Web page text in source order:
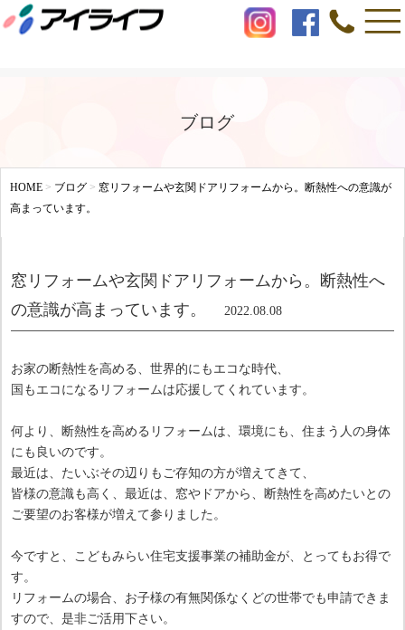
ブログ
HOME > ブログ > 窓リフォームや玄関ドアリフォームから。断熱性への意識が
高まっています。
窓リフォームや玄関ドアリフォームから。断熱性へ
の意識が高まっています。
2022.08.08
お家の断熱性を高める、世界的にもエコな時代、
国もエコになるリフォームは応援してくれています。
何より、断熱性を高めるリフォームは、環境にも、住まう人の身体
にも良いのです。
最近は、たいぶその辺りもご存知の方が増えてきて、
皆様の意識も高く、最近は、窓やドアから、断熱性を高めたいとの
ご要望のお客様が増えて参りました。
今ですと、こどもみらい住宅支援事業の補助金が、とってもお得で
す。
リフォームの場合、お子様の有無関係なくどの世帯でも申請できま
すので、是非ご活用下さい。